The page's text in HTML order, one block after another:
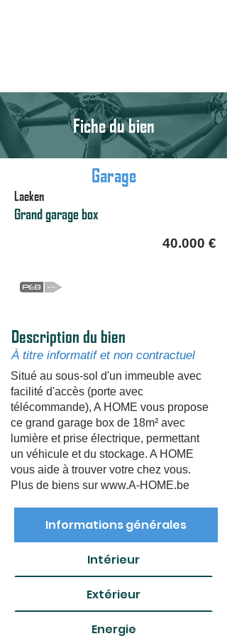
Fiche du bien
Garage
Laeken
Grand garage box
40.000 €
Description du bien
À titre informatif et non contractuel
Situé au sous-sol d'un immeuble avec
facilité d'accès (porte avec
télécommande), A HOME vous propose
ce grand garage box de 18m² avec
lumière et prise électrique, permettant
un véhicule et du stockage. A HOME
vous aide à trouver votre chez vous.
Plus de biens sur www.A-HOME.be
Informations générales
Intérieur
Extérieur
Energie